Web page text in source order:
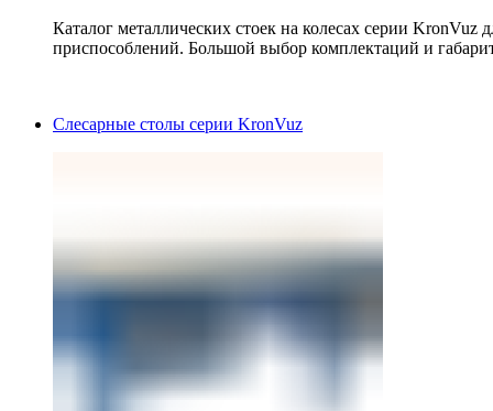
Каталог металлических стоек на колесах серии KronVuz
приспособлений. Большой выбор комплектаций и
Слесарные столы серии KronVuz